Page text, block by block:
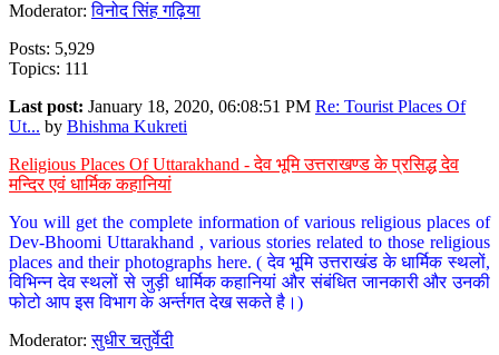
Moderator:विनोद सिंह गढ़िया
Posts: 5,929
Topics: 111
Last post: January 18, 2020, 06:08:51 PM Re: Tourist Places Of
Ut... by Bhishma Kukreti
Religious Places Of Uttarakhand - देव भूमि उत्तराखण्ड के प्रसिद्ध देव
मन्दिर एवं धार्मिक कहानियां
You will get the complete information of various religious places of
Dev-Bhoomi Uttarakhand , various stories related to those religious
places and their photographs here. ( देव भूमि उत्तराखंड के धार्मिक स्थलों,
विभिन्न देव स्थलों से जुड़ी धार्मिक कहानियां और संबंधित जानकारी और उनकी
फोटो आप इस विभाग के अर्न्तगत देख सकते है।)
Moderator:सुधीर चतुर्वेदी